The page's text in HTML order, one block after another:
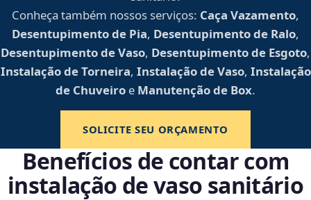
Conheça também nossos serviços: Caça Vazamento,
Desentupimento de Pia, Desentupimento de Ralo,
Desentupimento de Vaso, Desentupimento de Esgoto,
Instalação de Torneira, Instalação de Vaso, Instalação
de Chuveiro e Manutenção de Box.
SOLICITE SEU ORÇAMENTO
Benefícios de contar com
instalação de vaso sanitário